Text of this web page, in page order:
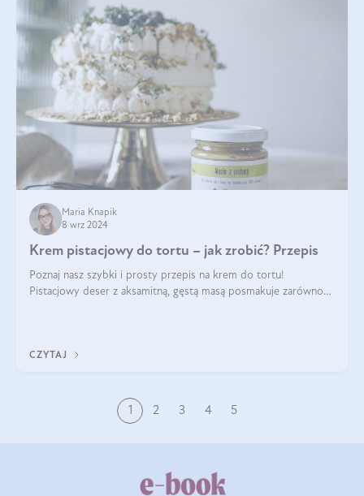
Maria Knapik
8 wrz 2024
Krem pistacjowy do tortu – jak zrobić? Przepis
Poznaj nasz szybki i prosty przepis na krem do tortu!
Pistacjowy deser z aksamitną, gęstą masą posmakuje zarówno
CZYTAJ
1 2 3 4 5